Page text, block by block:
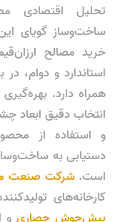
تحلیل اقتصادی
ساخت‌وساز گویای
خرید مصالح
استاندارد و دوام،
همراه دارد.
انتخاب دقیق
و استفاده از
دستیابی به
است.شرکت صنعت
کارخانه‌های
پیش‌جوش حصاریو